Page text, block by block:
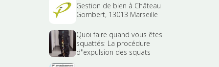
Gestion de bien à Château
Gombert, 13013 Marseille
Quoi faire quand vous êtes
squattés: La procédure
d''expulsion des squats